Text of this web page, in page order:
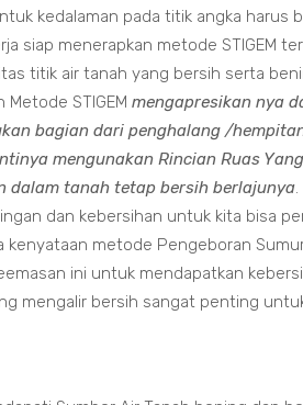
kedalaman pada titik angka harus
siap menerapkan metode STIGEM
titik air tanah yang bersih serta
STIGEM mengapresikan nya
bagian dari penghalang /
mengunakan Rincian Ruas
dalam tanah tetap bersih berlajunya
dan kebersihan untuk kita bisa
kenyataan metode Pengeboran
ini untuk mendapatkan
mengalir bersih sangat penting